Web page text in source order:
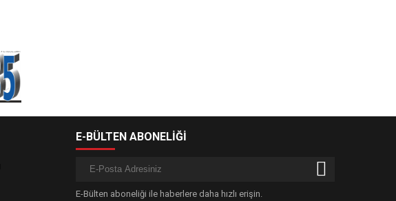
E-BÜLTEN ABONELİĞİ
E-Bülten aboneliği ile haberlere daha hızlı erişin.